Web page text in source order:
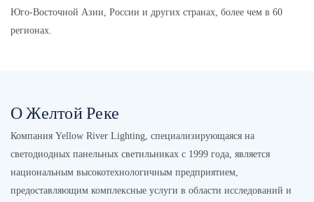
Юго-Восточной Азии, России и других странах, более чем в 60
регионах.
О Желтой Реке
Компания Yellow River Lighting, специализирующаяся на
светодиодных панельных светильниках с 1999 года, является
национальным высокотехнологичным предприятием,
предоставляющим комплексные услуги в области исследований и